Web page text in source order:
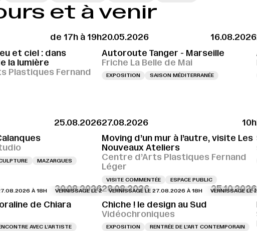
et à venir
de 17h à 19h
et ciel : dans
la lumière
Plastiques Fernand
20.05.2026
16.08.2026
Autoroute Tanger - Marseille
Friche La Belle de Mai
EXPOSITION SAISON MÉDITERRANÉE
25.08.2026
MAZARGUES
27.08.2026
10h
Moving d’un mur à l’autre, visite Les
Nouveaux Ateliers
Centre d’Arts Plastiques Fernand
Léger
VISITE COMMENTÉE ESPACE PUBLIC
LE 27.08.2026 À 18H VERNISSAGE LE 27.08.2026 À 18H VERNISSAGE LE
30.08.2026
À 18H VERNISSAGE LE 27.08.2026 À 18H VERNISSAGE LE 27.08.2026 À 18H
de Chiara
AVEC L’ARTISTE
28.08.2026 25.10.2026
VERNISSAGE LE 27.08.2026 À 18H VERNISSAGE LE
Chiche ! le design au Sud
Vidéochroniques
EXPOSITION RENTRÉE DE L'ART CONTEMPORAIN